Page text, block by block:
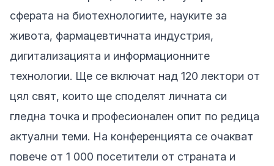
сферата на биотехнологиите, науките за
живота, фармацевтичната индустрия,
дигитализацията и информационните
технологии. Ще се включат над 120 лектори от
цял свят, които ще споделят личната си
гледна точка и професионален опит по редица
актуални теми. На конференцията се очакват
повече от 1 000 посетители от страната и